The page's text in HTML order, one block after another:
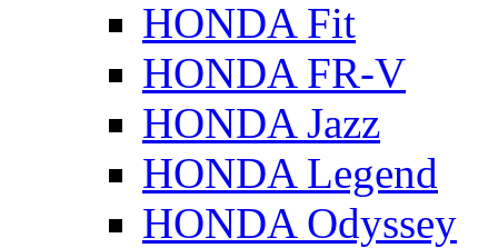
HONDA Fit
HONDA FR-V
HONDA Jazz
HONDA Legend
HONDA Odyssey